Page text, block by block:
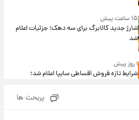
۱۵ ساعت پیش
شارژ جدید کالابرگ برای سه دهک؛ جزئیات اعلام
شد
۱ روز پیش
شرایط تازه فروش اقساطی سایپا اعلام شد؛
پربحث ها